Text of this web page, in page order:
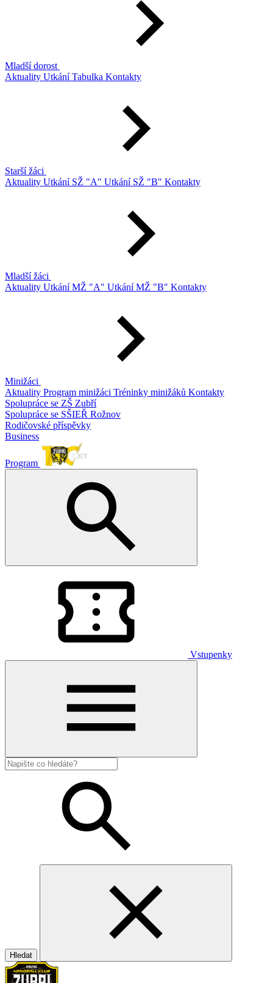
Mladší dorost
Aktuality UtkáníTabulka Kontakty
Starší žáci
Aktuality Utkání SŽ "A" Utkání SŽ "B" Kontakty
Mladší žáci
Aktuality Utkání MŽ "A" Utkání MŽ "B" Kontakty
Minižáci
Aktuality Program minižáci Tréninky minižáků Kontakty
Spolupráce se ZŠ Zubří
Spolupráce se SŠIEŘ Rožnov
Rodičovské příspěvky
Business
Program
Vstupenky
Hledat